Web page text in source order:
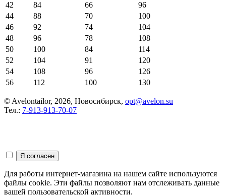
42
84 66
96
44
88 70
100
46
92 74
104
48
96 78
108
50
100 84
114
52
104 91
120
54
108 96
126
56
112 100 130
© Avelontailor, 2026, Новосибирск, opt@avelon.su
Тел.: 7-913-913-70-07
Для работы интернет-магазина на нашем сайте используются
файлы cookie. Эти файлы позволяют нам отслеживать данные
вашей пользовательской активности.